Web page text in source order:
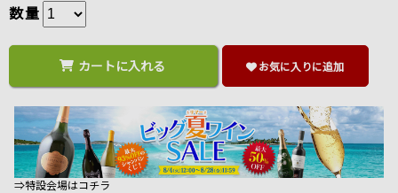
数量
カートに入れる お気に入りに追加
⇒特設会場はコチラ